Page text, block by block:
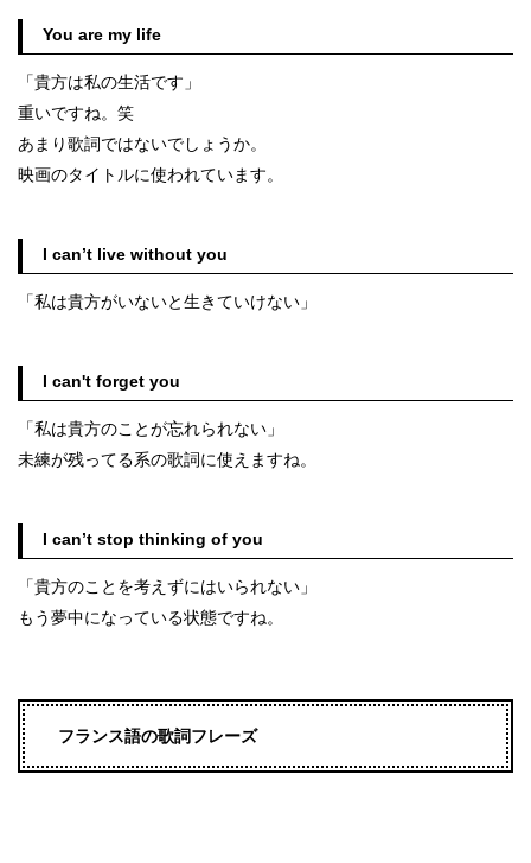
You are my life
「貴方は私の生活です」
重いですね。笑
あまり歌詞ではないでしょうか。
映画のタイトルに使われています。
I can’t live without you
「私は貴方がいないと生きていけない」
I can't forget you
「私は貴方のことが忘れられない」
未練が残ってる系の歌詞に使えますね。
I can’t stop thinking of you
「貴方のことを考えずにはいられない」
もう夢中になっている状態ですね。
フランス語の歌詞フレーズ